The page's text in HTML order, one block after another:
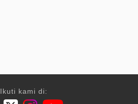
Ikuti kami di: